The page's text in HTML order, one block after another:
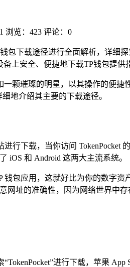
浏览：423 评论：0
包下载途径进行全面解析，详细
上安全、便捷地下载TP钱包提供
一颗璀璨的明星，以其操作的便捷
地介绍其主要的下载途径。
行下载，当你访问
iOS 和 Android 这两大主流系统。
包应用，这就好比为你的数字
址的准确性，因为网络世界中
进行下载，苹果